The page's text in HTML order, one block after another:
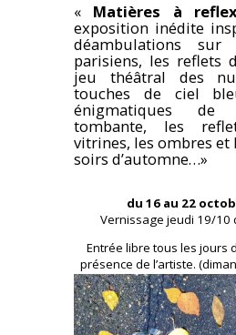
« Matières à
exposition inédite
déambulations
parisiens, les reflets
jeu théâtral des
touches de ciel
énigmatiques
tombante, les
vitrines, les ombres et
soirs d’automne…»
du 16 au 22
Vernissage jeudi 19/10
Entrée libre tous les jours
présence de l’artiste.